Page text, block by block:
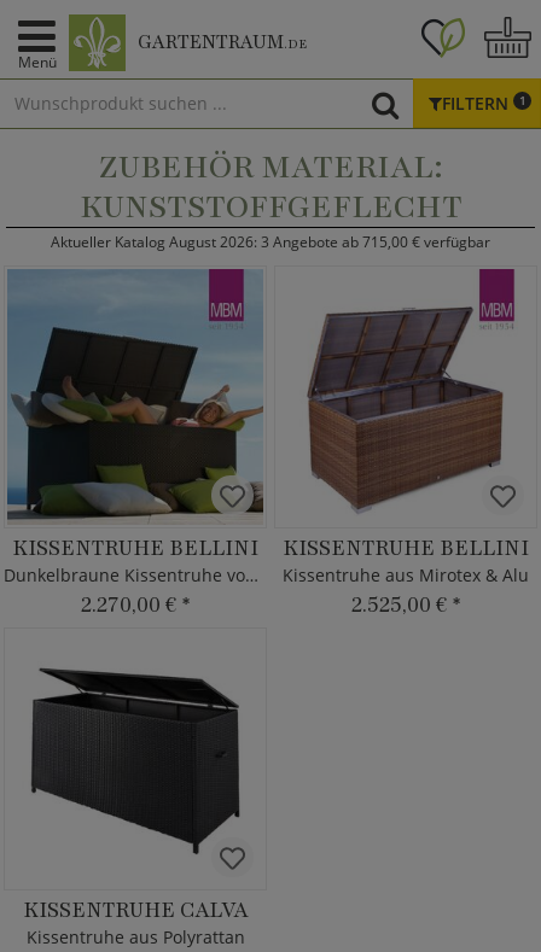
Menü
GARTENTRAUM.DE
FILTERN 1
ZUBEHÖR MATERIAL:
KUNSTSTOFFGEFLECHT
Aktueller Katalog August 2026: 3 Angebote ab 715,00 € verfügbar
KISSENTRUHE BELLINI
Dunkelbraune Kissentruhe von MBM
2.270,00 € *
KISSENTRUHE BELLINI
Kissentruhe aus Mirotex & Alu
2.525,00 € *
KISSENTRUHE CALVA
Kissentruhe aus Polyrattan